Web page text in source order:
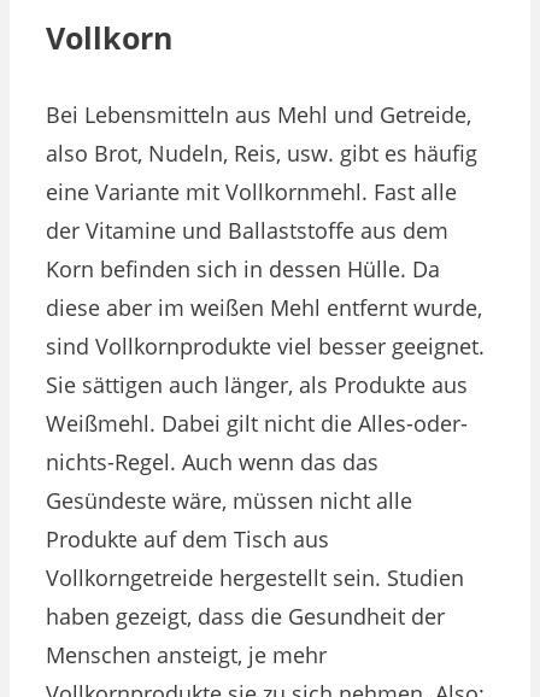
Vollkorn
Bei Lebensmitteln aus Mehl und Getreide,
also Brot, Nudeln, Reis, usw. gibt es häufig
eine Variante mit Vollkornmehl. Fast alle
der Vitamine und Ballaststoffe aus dem
Korn befinden sich in dessen Hülle. Da
diese aber im weißen Mehl entfernt wurde,
sind Vollkornprodukte viel besser geeignet.
Sie sättigen auch länger, als Produkte aus
Weißmehl. Dabei gilt nicht die Alles-oder-
nichts-Regel. Auch wenn das das
Gesündeste wäre, müssen nicht alle
Produkte auf dem Tisch aus
Vollkorngetreide hergestellt sein. Studien
haben gezeigt, dass die Gesundheit der
Menschen ansteigt, je mehr